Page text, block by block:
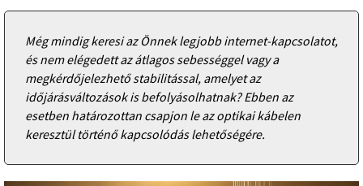
Még mindig keresi az Önnek legjobb internet-kapcsolatot,
és nem elégedett az átlagos sebességgel vagy a
megkérdőjelezhető stabilitással, amelyet az
időjárásváltozások is befolyásolhatnak? Ebben az
esetben határozottan csapjon le az optikai kábelen
keresztül történő kapcsolódás lehetőségére.